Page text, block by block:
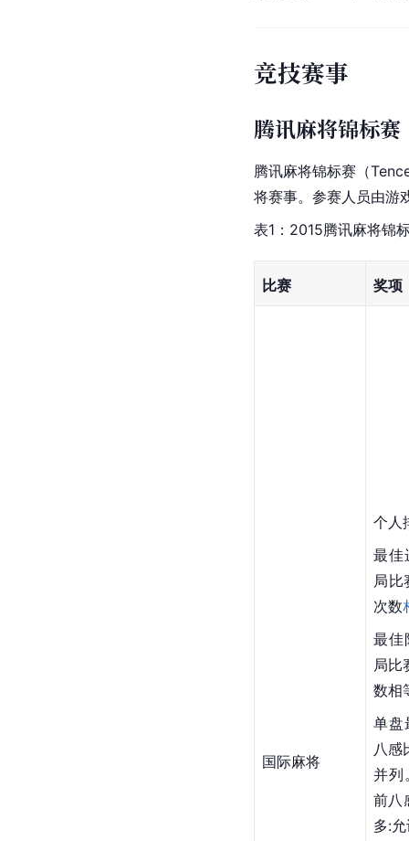
竞技赛事
腾讯麻将锦标赛
腾讯麻将锦标赛（
将赛事。参赛人员由游
表1：2015腾讯麻将锦
比赛 奖项
国际麻将
个人
最佳
局比
次数
最佳
局比
数相
单盘
八感
并列
前八
多: